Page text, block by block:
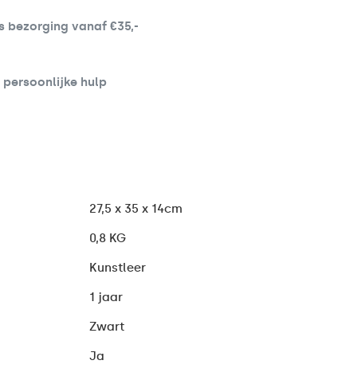
bezorging vanaf €35,-
hulp
27,5 x 35 x 14cm
0,8 KG
Kunstleer
1 jaar
Zwart
Ja